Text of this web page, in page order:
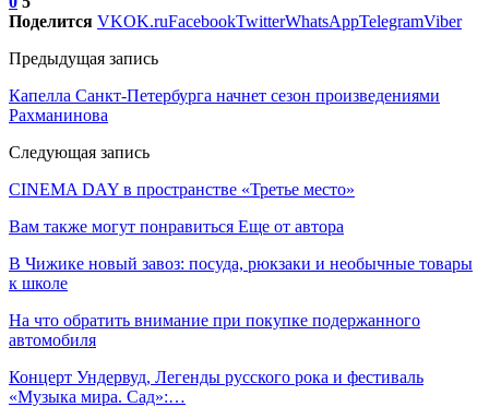
Поделится VKOK.ruFacebookTwitterWhatsAppTelegramViber
Предыдущая запись
Капелла Санкт-Петербурга начнет сезон произведениями
Рахманинова
Следующая запись
CINEMA DAY в пространстве «Третье место»
Вам также могут понравиться Еще от автора
В Чижике новый завоз: посуда, рюкзаки и необычные товары
к школе
На что обратить внимание при покупке подержанного
автомобиля
Концерт Ундервуд, Легенды русского рока и фестиваль
«Музыка мира. Сад»:…